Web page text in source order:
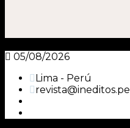
05/08/2026
Lima - Perú
revista@ineditos.pe